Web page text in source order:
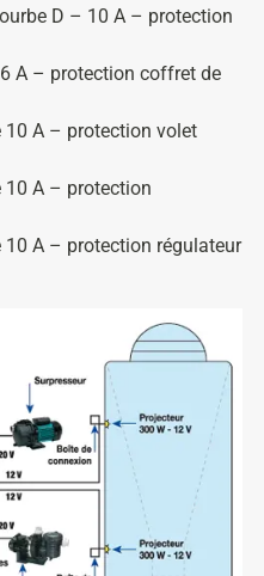
D – 10 A – protection
A – protection coffret de
10 A – protection volet
10 A – protection
10 A – protection régulateur